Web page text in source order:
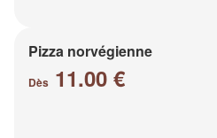
Pizza norvégienne
Dès 11.00 €